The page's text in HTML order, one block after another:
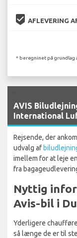
beenhere AFLEVERING
* beregninet på grundlag
AVIS
International
Rejsende, der
udvalg af
imellem for at leje
fra
Nyttig
Avis-bil i
Yderligere
så længe de er til